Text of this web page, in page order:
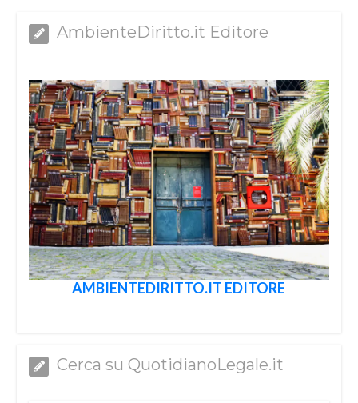
AmbienteDiritto.it Editore
AMBIENTEDIRITTO.IT EDITORE
Cerca su QuotidianoLegale.it